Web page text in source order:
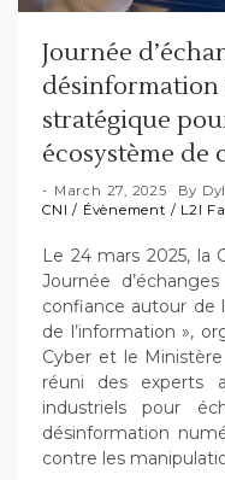
Journée
désinformation
stratégique
écosystème de
March 27, 2025 By
CNI / Évènement / L2I
Le 24 mars 2025, la
Journée
confiance autour de
de l’information »,
Cyber et le
réuni des experts
industriels pour
désinformation
contre les